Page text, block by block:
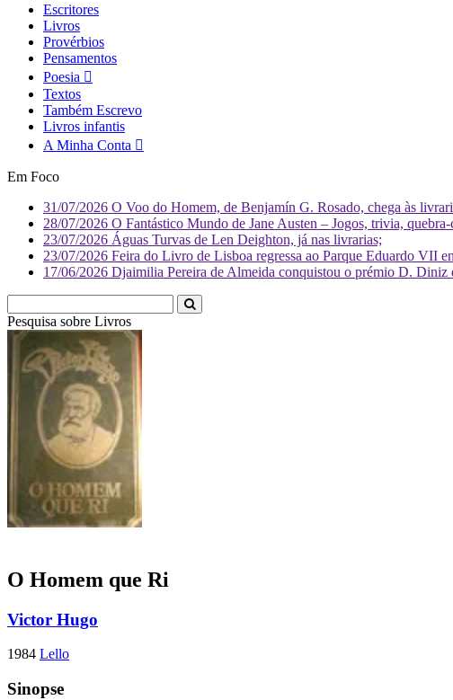
Escritores
Livros
Provérbios
Pensamentos
Poesia
Textos
Também Escrevo
Livros infantis
A Minha Conta
Em Foco
31/07/2026 O Voo do Homem, de Benjamín G. Rosado, chega às
28/07/2026 O Fantástico Mundo de Jane Austen – Jogos, trivia,
23/07/2026 Águas Turvas de Len Deighton, já nas livrarias;
23/07/2026 Feira do Livro de Lisboa regressa ao Parque Eduardo VII
17/06/2026 Djaimilia Pereira de Almeida conquistou o prémio D. Diniz
Pesquisa sobre L
O Homem que Ri
Victor Hugo
1984 Lello
Sinopse